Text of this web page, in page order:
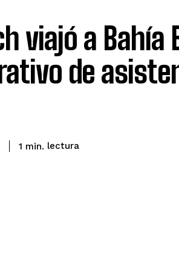
viajó a Bahía
de
1 min. lectura